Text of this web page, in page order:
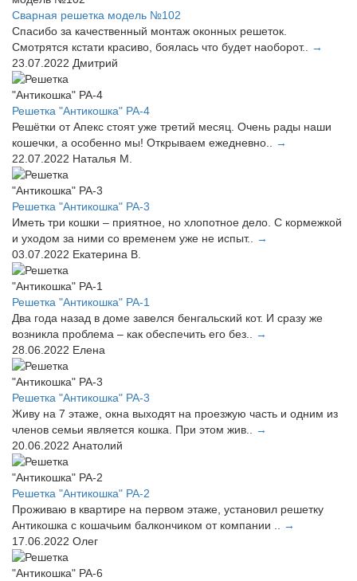
Сварная решетка модель №102
Спасибо за качественный монтаж оконных решеток.
Смотрятся кстати красиво, боялась что будет наоборот..
→
23.07.2022 Дмитрий
Решетка "Антикошка" РА-4
Решётки от Апекс стоят уже третий месяц. Очень рады наши
кошечки, а особенно мы! Открываем ежедневно..
→
22.07.2022 Наталья М.
Решетка "Антикошка" РА-3
Иметь три кошки – приятное, но хлопотное дело. С кормежкой
и уходом за ними со временем уже не испыт..
→
03.07.2022 Екатерина В.
Решетка "Антикошка" РА-1
Два года назад в доме завелся бенгальский кот. И сразу же
возникла проблема – как обеспечить его без..
→
28.06.2022 Елена
Решетка "Антикошка" РА-3
Живу на 7 этаже, окна выходят на проезжую часть и одним из
членов семьи является кошка. При этом жив..
→
20.06.2022 Анатолий
Решетка "Антикошка" РА-2
Проживаю в квартире на первом этаже, установил решетку
Антикошка с кошачьим балкончиком от компании ..
→
17.06.2022 Олег